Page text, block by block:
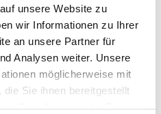
unsere Website zu
wir Informationen zu Ihrer
an unsere Partner für
Analysen weiter. Unsere
möglicherweise mit
Sie ihnen bereitgestellt
Funktions-/Arbiträr-
ARB-Signalgenerator